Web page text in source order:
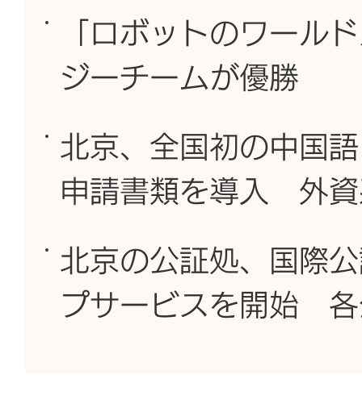
「ロボットのワール
ジーチームが優勝
北京、全国初の中国
申請書類を導入 外
北京の公証処、国際
プサービスを開始